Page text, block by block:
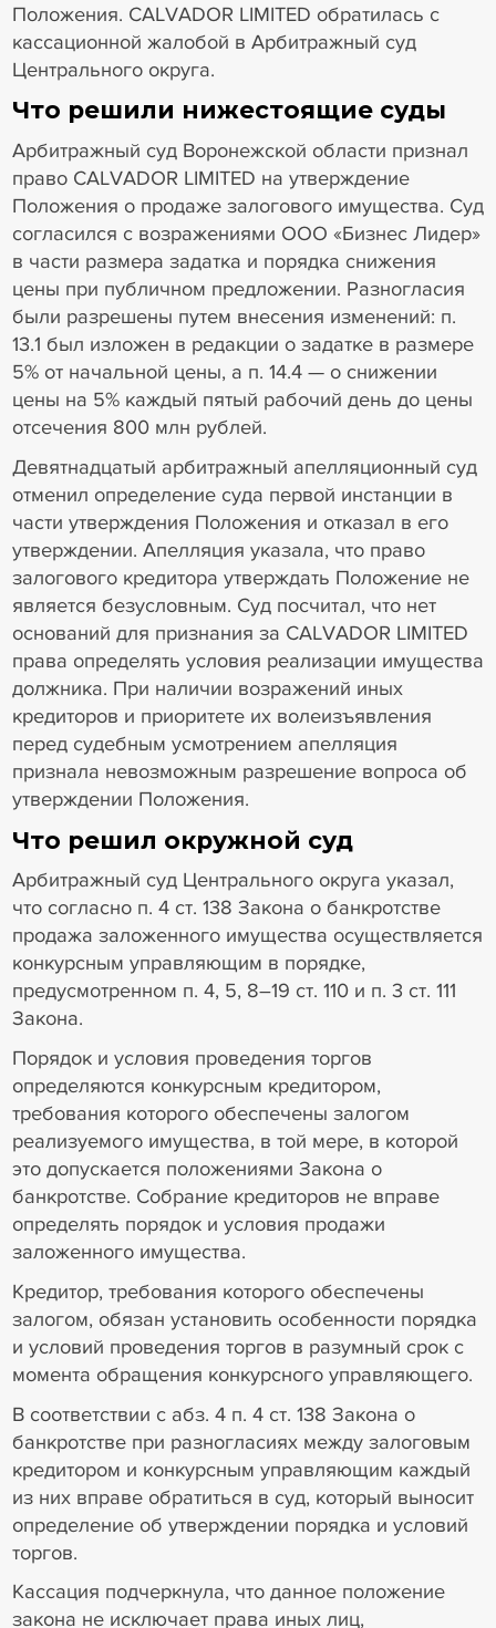
Положения. CALVADOR LIMITED обратилась с
кассационной жалобой в Арбитражный суд
Центрального округа.
Что решили нижестоящие суды
Арбитражный суд Воронежской области признал
право CALVADOR LIMITED на утверждение
Положения о продаже залогового имущества. Суд
согласился с возражениями ООО «Бизнес Лидер»
в части размера задатка и порядка снижения
цены при публичном предложении. Разногласия
были разрешены путем внесения изменений: п.
13.1 был изложен в редакции о задатке в размере
5% от начальной цены, а п. 14.4 — о снижении
цены на 5% каждый пятый рабочий день до цены
отсечения 800 млн рублей.
Девятнадцатый арбитражный апелляционный суд
отменил определение суда первой инстанции в
части утверждения Положения и отказал в его
утверждении. Апелляция указала, что право
залогового кредитора утверждать Положение не
является безусловным. Суд посчитал, что нет
оснований для признания за CALVADOR LIMITED
права определять условия реализации имущества
должника. При наличии возражений иных
кредиторов и приоритете их волеизъявления
перед судебным усмотрением апелляция
признала невозможным разрешение вопроса об
утверждении Положения.
Что решил окружной суд
Арбитражный суд Центрального округа указал,
что согласно п. 4 ст. 138 Закона о банкротстве
продажа заложенного имущества осуществляется
конкурсным управляющим в порядке,
предусмотренном п. 4, 5, 8–19 ст. 110 и п. 3 ст. 111
Закона.
Порядок и условия проведения торгов
определяются конкурсным кредитором,
требования которого обеспечены залогом
реализуемого имущества, в той мере, в которой
это допускается положениями Закона о
банкротстве. Собрание кредиторов не вправе
определять порядок и условия продажи
заложенного имущества.
Кредитор, требования которого обеспечены
залогом, обязан установить особенности порядка
и условий проведения торгов в разумный срок с
момента обращения конкурсного управляющего.
В соответствии с абз. 4 п. 4 ст. 138 Закона о
банкротстве при разногласиях между залоговым
кредитором и конкурсным управляющим каждый
из них вправе обратиться в суд, который выносит
определение об утверждении порядка и условий
торгов.
Кассация подчеркнула, что данное положение
закона не исключает права иных лиц,